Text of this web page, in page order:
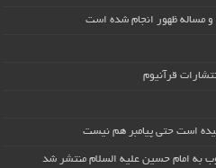
مساله ظهور انجام شده است
قرآنیوم
است حتی پیامبر هم نیست
به امام حسین علیه السلام منتشر شد